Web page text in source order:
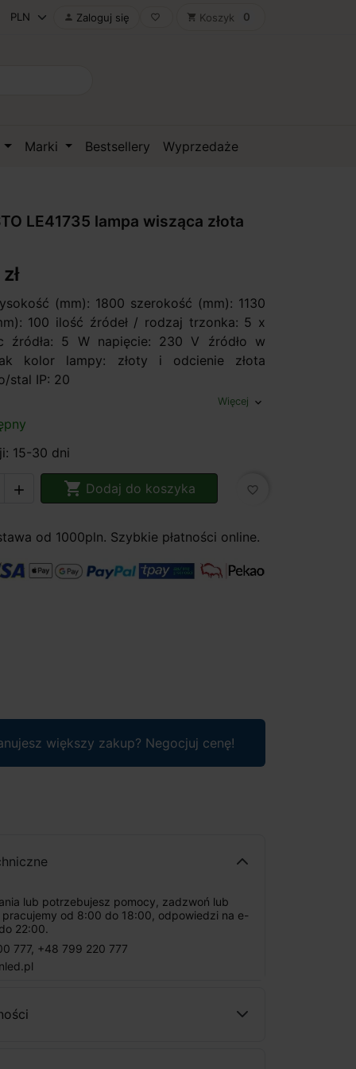
 Zaloguj się favorite_border shopping_cart Koszyk 0
Marki Bestsellery Wyprzedaże
LE41735 lampa wisząca złota
(mm): 1800 szerokość (mm): 1130
100 ilość źródeł / rodzaj trzonka: 5 x
źródła: 5 W napięcie: 230 V źródło w
kolor lampy: złoty i odcienie złota
stal IP: 20
Więcej expand_more
15-30 dni
  Dodaj do koszyka favorite_border
od 1000pln. Szybkie płatności online.
większy zakup? Negocjuj cenę!
lub potrzebujesz pomocy, zadzwoń lub
pracujemy od 8:00 do 18:00, odpowiedzi na e-
22:00.
777, +48 799 220 777